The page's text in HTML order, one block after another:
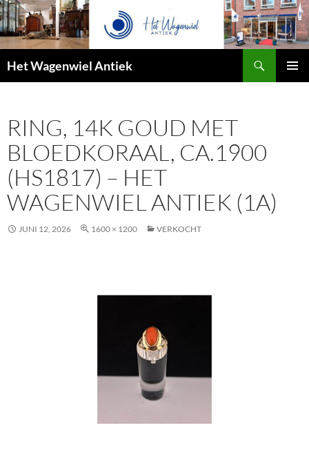
Het Wagenwiel Antiek
RING, 14K GOUD MET
BLOEDKORAAL, CA.1900
(HS1817) – HET
WAGENWIEL ANTIEK (1A)
JUNI 12, 2026 1600 × 1200 VERKOCHT